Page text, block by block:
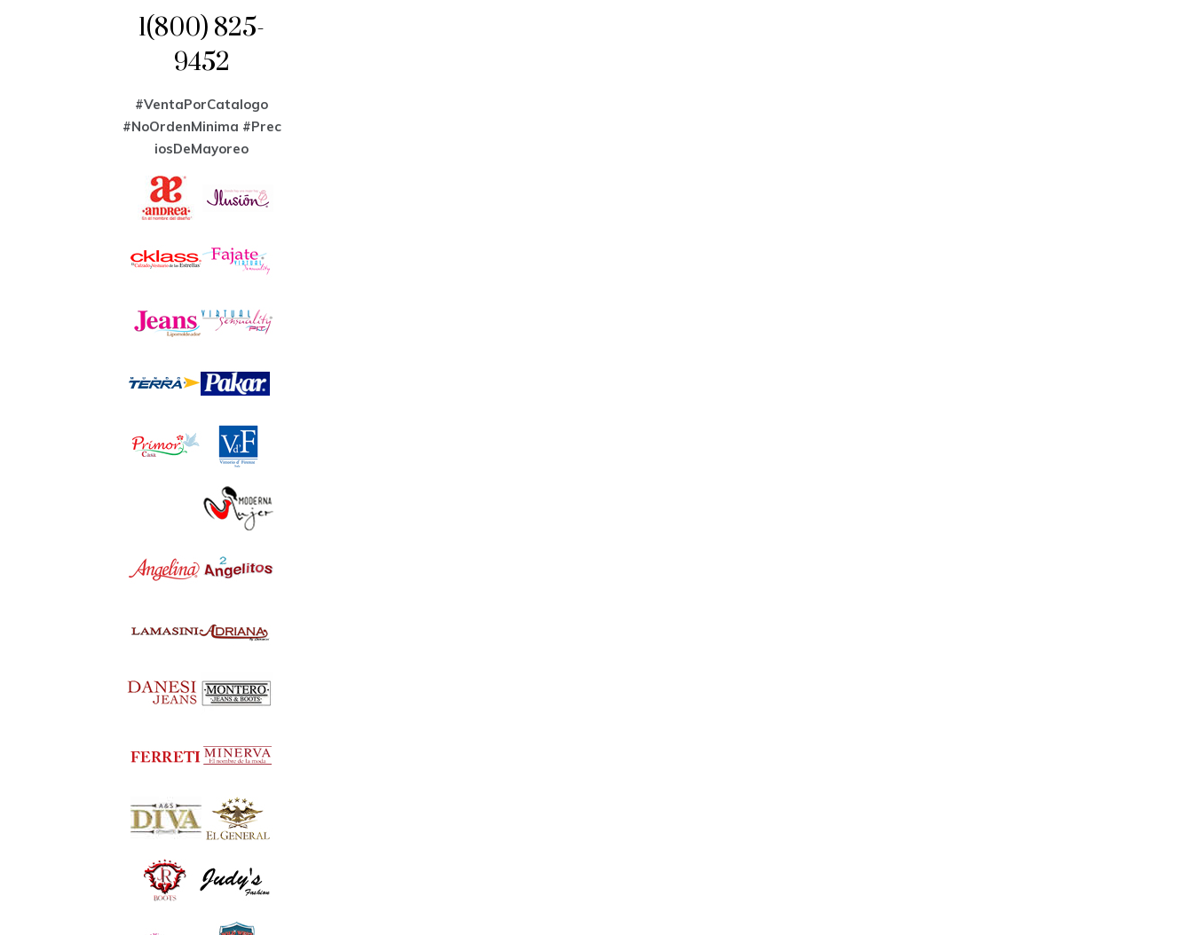
1(800) 825-
9452
#VentaPorCatalogo
#NoOrdenMinima #Prec
iosDeMayoreo